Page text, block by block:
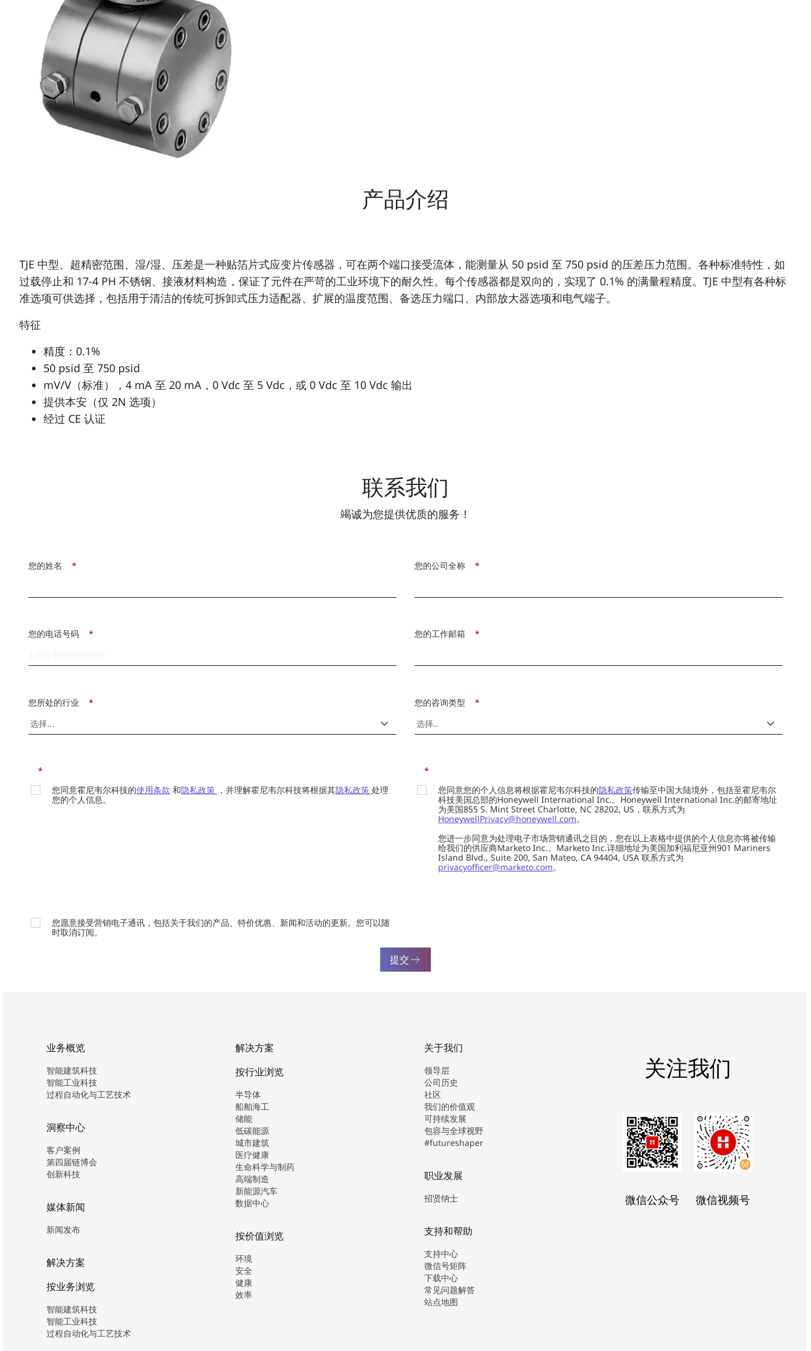
产品介绍
TJE 中型、超精密范围、湿/湿、压差是一种贴箔片式应变片传感器，可在两个端口接受流体，能测量从 50 psid 至 750 psid 的压差压力范围。各种标准特性，如
过载停止和 17-4 PH 不锈钢、接液材料构造，保证了元件在严苛的工业环境下的耐久性。每个传感器都是双向的，实现了 0.1% 的满量程精度。TJE 中型有各种标
准选项可供选择，包括用于清洁的传统可拆卸式压力适配器、扩展的温度范围、备选压力端口、内部放大器选项和电气端子。
特征
精度：0.1%
50 psid 至 750 psid
mV/V（标准），4 mA 至 20 mA，0 Vdc 至 5 Vdc，或 0 Vdc 至 10 Vdc 输出
提供本安（仅 2N 选项）
经过 CE 认证
联系我们
竭诚为您提供优质的服务！
*
您的姓名 *
您的公司全称
*
您的电话号码 *
您的工作邮箱
*
您所处的行业 *
您的咨询类型
*
您同意霍尼韦尔科技的使用条款 和隐私政策 ，并理解霍尼韦尔科技将根据其隐私政策 处理
您的个人信息。
*
您同意您的个人信息将根据霍尼韦尔科技的隐私政策传输至中国大陆境外，包括至霍尼韦尔
科技美国总部的Honeywell International Inc.。Honeywell International Inc.的邮寄地址
为美国855 S. Mint Street Charlotte, NC 28202, US，联系方式为
HoneywellPrivacy@honeywell.com。
您进一步同意为处理电子市场营销通讯之目的，您在以上表格中提供的个人信息亦将被传输
给我们的供应商Marketo Inc.。Marketo Inc.详细地址为美国加利福尼亚州901 Mariners
Island Blvd., Suite 200, San Mateo, CA 94404, USA 联系方式为
privacyofficer@marketo.com。
您愿意接受营销电子通讯，包括关于我们的产品、特价优惠、新闻和活动的更新。您可以随
时取消订阅。
提交
业务概览
智能建筑科技
智能工业科技
过程自动化与工艺技术
洞察中心
客户案例
第四届链博会
创新科技
媒体新闻
新闻发布
解决方案
按业务浏览
智能建筑科技
智能工业科技
过程自动化与工艺技术
解决方案
按行业浏览
半导体
船舶海工
储能
低碳能源
城市建筑
医疗健康
生命科学与制药
高端制造
新能源汽车
数据中心
按价值浏览
环境
安全
健康
效率
关于我们
领导层
公司历史
社区
我们的价值观
可持续发展
包容与全球视野
#futureshaper
职业发展
招贤纳士
支持和帮助
支持中心
微信号矩阵
下载中心
常见问题解答
站点地图
关注我们
微信公众号 微信视频号